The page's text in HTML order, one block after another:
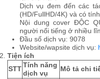
Dịch vụ đem đến các
(HD/FullHD/4K) và có
Nội dung cover ĐỘC
người nổi tiếng ở nhiều
Đầu số dịch vụ: 9078
Website/wapsite dịch vụ:
Tiện ích
STT
Tính năng
dịch vụ
Mô tả chi